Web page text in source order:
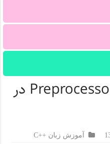
پیش‌پردازنده‌ها یا Preprocessor در
آموزش زبان ++C